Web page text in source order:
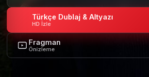
Türkçe Dublaj & Altyazı
HD İzle
Fragman
Önizleme